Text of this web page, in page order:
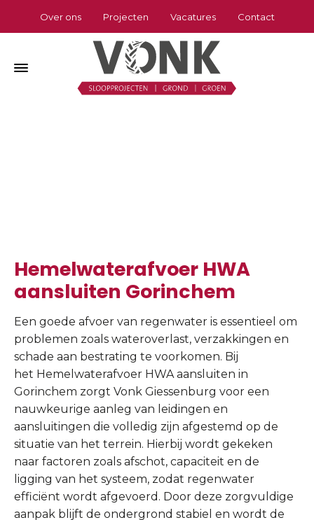
Over ons Projecten Vacatures Contact
Hemelwaterafvoer HWA
aansluiten Gorinchem
Een goede afvoer van regenwater is essentieel om
problemen zoals wateroverlast, verzakkingen en
schade aan bestrating te voorkomen. Bij
het Hemelwaterafvoer HWA aansluiten in
Gorinchem zorgt Vonk Giessenburg voor een
nauwkeurige aanleg van leidingen en
aansluitingen die volledig zijn afgestemd op de
situatie van het terrein. Hierbij wordt gekeken
naar factoren zoals afschot, capaciteit en de
ligging van het systeem, zodat regenwater
efficiënt wordt afgevoerd. Door deze zorgvuldige
aanpak blijft de ondergrond stabiel en wordt de